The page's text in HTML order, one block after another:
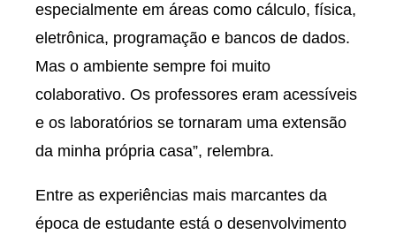
especialmente em áreas como cálculo, física,
eletrônica, programação e bancos de dados.
Mas o ambiente sempre foi muito
colaborativo. Os professores eram acessíveis
e os laboratórios se tornaram uma extensão
da minha própria casa”, relembra.
Entre as experiências mais marcantes da
época de estudante está o desenvolvimento